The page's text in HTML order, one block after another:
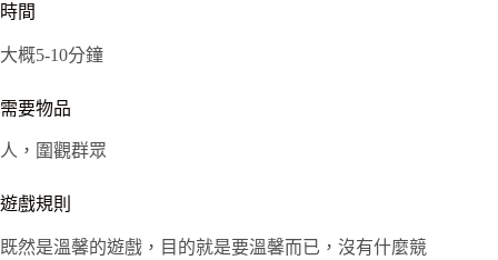
時間
大概5-10分鐘
需要物品
人，圍觀群眾
遊戲規則
既然是溫馨的遊戲，目的就是要溫馨而已，沒有什麼競